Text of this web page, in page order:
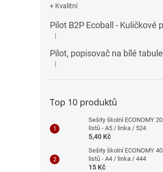
+ Kvalitní
Hodnocení produktu je 5 z 5 hvězdiček.
|
Hodnocení produktu je 5 z 5 hvězdiček.
|
Top 10 produktů
Sešity školní ECONOMY 20
listů - A5 / linka / 524
5,40 Kč
Sešity školní ECONOMY 40
listů - A4 / linka / 444
15 Kč